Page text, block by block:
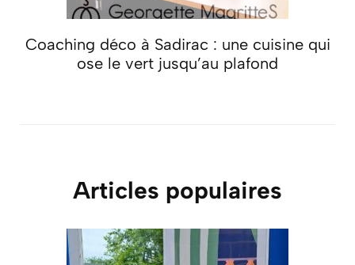
Coaching déco à Sadirac : une cuisine qui
ose le vert jusqu’au plafond
Articles populaires